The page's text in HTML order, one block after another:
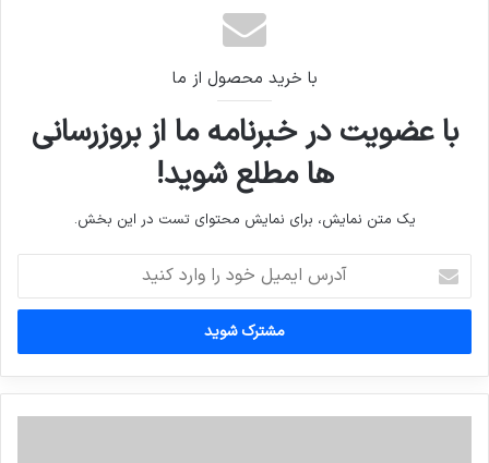
با خرید محصول از ما
با عضویت در خبرنامه ما از بروزرسانی
ها مطلع شوید!
یک متن نمایش، برای نمایش محتوای تست در این بخش.
ایمیل
خود
وارد
کنید